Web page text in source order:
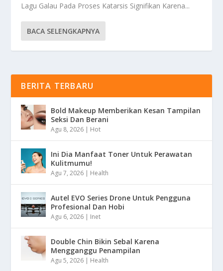
Lagu Galau Pada Proses Katarsis Signifikan Karena...
BACA SELENGKAPNYA
BERITA TERBARU
Bold Makeup Memberikan Kesan Tampilan
Seksi Dan Berani
Agu 8, 2026 | Hot
Ini Dia Manfaat Toner Untuk Perawatan
Kulitmumu!
Agu 7, 2026 | Health
Autel EVO Series Drone Untuk Pengguna
Profesional Dan Hobi
Agu 6, 2026 | Inet
Double Chin Bikin Sebal Karena
Mengganggu Penampilan
Agu 5, 2026 | Health